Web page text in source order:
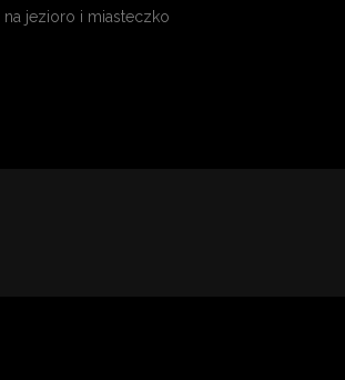
jezioro i miasteczko